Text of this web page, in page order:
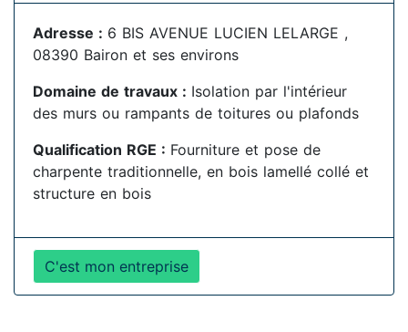
Adresse : 6 BIS AVENUE LUCIEN LELARGE ,
08390 Bairon et ses environs
Domaine de travaux : Isolation par l'intérieur
des murs ou rampants de toitures ou plafonds
Qualification RGE : Fourniture et pose de
charpente traditionnelle, en bois lamellé collé et
structure en bois
C'est mon entreprise